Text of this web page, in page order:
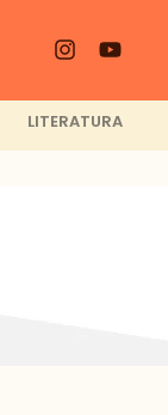
LITERATURA